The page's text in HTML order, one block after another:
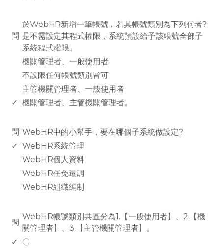
問
於WebHR新增一筆帳號，若其帳號類別為下列何者?
是不需設定其程式權限，系統預設給予該帳號全部子
系統程式權限。
機關管理者、一般使用者
不設限任何帳號類別皆可
主管機關管理者、一般使用者
✓ 機關管理者、主管機關管理者。
問 WebHR中的小幫手，要在哪個子系統做設定?
✓ WebHR系統管理
WebHR個人資料
WebHR任免遷調
WebHR組織編制
問
WebHR帳號類別共區分為1.【一般使用者】、2.【機
關管理者】、3.【主管機關管理者】。
✓
〇